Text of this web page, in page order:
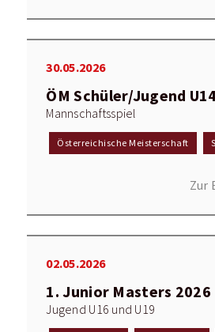
30.05.2026
ÖM Schüler/Jugend
Mannschaftsspiel
Österreichische Meisterschaft
Zur
02.05.2026
1. Junior Masters 2026
Jugend U16 und U19